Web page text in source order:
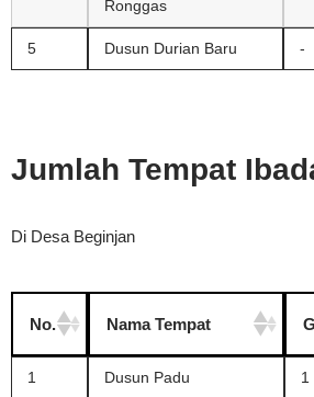
Ronggas
5 Dusun Durian Baru -
Jumlah Tempat
Di Desa Beginjan
No. Nama Tempat
1 Dusun Padu 1